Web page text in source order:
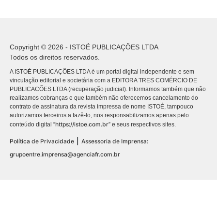
Copyright © 2026 - ISTOÉ PUBLICAÇÕES LTDA
Todos os direitos reservados.
A ISTOÉ PUBLICAÇÕES LTDA é um portal digital independente e sem
vinculação editorial e societária com a EDITORA TRES COMÉRCIO DE
PUBLICACÕES LTDA (recuperação judicial). Informamos também que não
realizamos cobranças e que também não oferecemos cancelamento do
contrato de assinatura da revista impressa de nome ISTOÉ, tampouco
autorizamos terceiros a fazê-lo, nos responsabilizamos apenas pelo
conteúdo digital “https://istoe.com.br” e seus respectivos sites.
Política de Privacidade
Assessoria de Imprensa:
grupoentre.imprensa@agenciafr.com.br